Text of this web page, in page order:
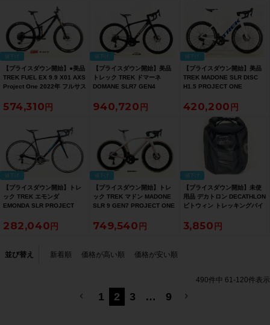
値下げ
【プライスダウン開始】●美品
TREK FUEL EX 9.9 X01 AXS
Project One 2022年 フルサス
ク Boost規格 Mサイズ ICON
カラー 【お買い得SALE】
574,310
値下げ
【プライスダウン開始】美品
トレック TREK ドマーネ
DOMANE SLR7 GEN4
圧DISC 2026年 カーボンロー
ドバイク 50サイズ ブラック
940,720
値下げ
【プライスダウン開始】美品
TREK MADONE SLR DISC
H1.5 PROJECT ONE
2019年 カーボンロードバイク
54サイズ プロジェクトワンカ
ラー【お買い得SALE】
420,200
値下げ
【プライスダウン開始】トレ
ック TREK エモンダ
EMONDA SLR PROJECT
2013年 カーボンロードバイク
54サイズ プロジェクトワンカ
282,040
値下げ
【プライスダウン開始】トレ
ック TREK マドン MADONE
SLR 9 GEN7 PROJECT ONE
圧DISC 2023年 カーボンロー
ドバイク 50サイズ【お買い得
749,540
値下げ
【プライスダウン開始】未使
用品 デカトロン DECATHLON
ビトウィン トレッキングバイ
BIKE BAG 500【お買い得
SALE】
3,850
並び替え 新着順 価格が高い順 価格が安い順
490件中 61-120件表示
1 2 3 … 9